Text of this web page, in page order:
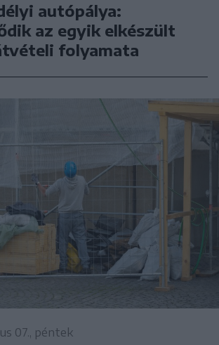
autópálya:
az egyik elkészült
folyamata
07., péntek